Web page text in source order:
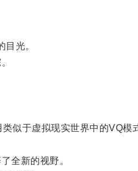
光。
似于虚拟现实世界中的VQ模
全新的视野。